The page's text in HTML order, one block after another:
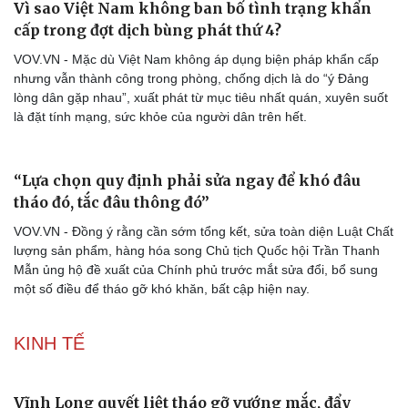
Vì sao Việt Nam không ban bố tình trạng khẩn
cấp trong đợt dịch bùng phát thứ 4?
VOV.VN - Mặc dù Việt Nam không áp dụng biện pháp khẩn cấp
nhưng vẫn thành công trong phòng, chống dịch là do “ý Đảng
lòng dân gặp nhau”, xuất phát từ mục tiêu nhất quán, xuyên suốt
là đặt tính mạng, sức khỏe của người dân trên hết.
“Lựa chọn quy định phải sửa ngay để khó đâu
tháo đó, tắc đâu thông đó”
VOV.VN - Đồng ý rằng cần sớm tổng kết, sửa toàn diện Luật Chất
lượng sản phẩm, hàng hóa song Chủ tịch Quốc hội Trần Thanh
Mẫn ủng hộ đề xuất của Chính phủ trước mắt sửa đổi, bổ sung
một số điều để tháo gỡ khó khăn, bất cập hiện nay.
KINH TẾ